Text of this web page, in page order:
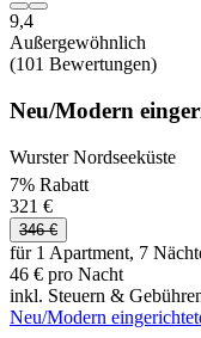
9,4
Außergewöhnlich
(101 Bewertungen)
Neu/Modern
Wurster Nordseeküste
7% Rabatt
321 €
346 €
für 1 Apartment, 7
46 € pro Nacht
inkl. Steuern &
Neu/Modern